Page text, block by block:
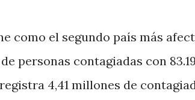
como el segundo país más
de personas contagiadas con
4,41 millones de